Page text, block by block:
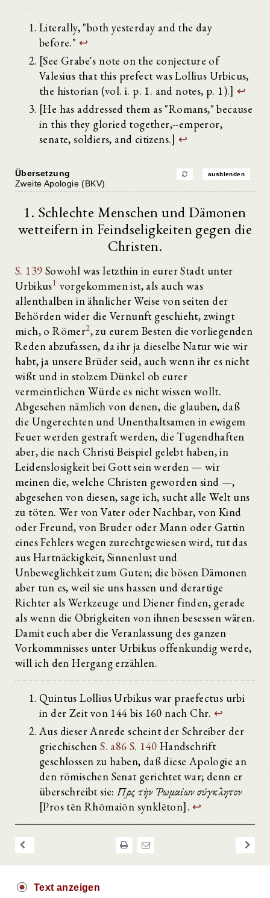
Literally, "both yesterday and the day
before." ↩
[See Grabe's note on the conjecture of
Valesius that this prefect was Lollius Urbicus,
the historian (vol. i. p. 1. and notes, p. 1).] ↩
[He has addressed them as "Romans," because
in this they gloried together,--emperor,
senate, soldiers, and citizens.] ↩
Übersetzung ausblenden
Zweite Apologie (BKV)
1. Schlechte Menschen und Dämonen
wetteifern in Feindseligkeiten gegen die
Christen.
S. 139 Sowohl was letzthin in eurer Stadt unter
Urbikus1 vorgekommen ist, als auch was
allenthalben in ähnlicher Weise von seiten der
Behörden wider die Vernunft geschieht, zwingt
mich, o Römer2, zu eurem Besten die vorliegenden
Reden abzufassen, da ihr ja dieselbe Natur wie wir
habt, ja unsere Brüder seid, auch wenn ihr es nicht
wißt und in stolzem Dünkel ob eurer
vermeintlichen Würde es nicht wissen wollt.
Abgesehen nämlich von denen, die glauben, daß
die Ungerechten und Unenthaltsamen in ewigem
Feuer werden gestraft werden, die Tugendhaften
aber, die nach Christi Beispiel gelebt haben, in
Leidenslosigkeit bei Gott sein werden — wir
meinen die, welche Christen geworden sind —,
abgesehen von diesen, sage ich, sucht alle Welt uns
zu töten. Wer von Vater oder Nachbar, von Kind
oder Freund, von Bruder oder Mann oder Gattin
eines Fehlers wegen zurechtgewiesen wird, tut das
aus Hartnäckigkeit, Sinnenlust und
Unbeweglichkeit zum Guten; die bösen Dämonen
aber tun es, weil sie uns hassen und derartige
Richter als Werkzeuge und Diener finden, gerade
als wenn die Obrigkeiten von ihnen besessen wären.
Damit euch aber die Veranlassung des ganzen
Vorkommnisses unter Urbikus offenkundig werde,
will ich den Hergang erzählen.
Quintus Lollius Urbikus war praefectus urbi
in der Zeit von 144 bis 160 nach Chr. ↩
Aus dieser Anrede scheint der Schreiber der
griechischenS. a86 S. 140 Handschrift
geschlossen zu haben, daß diese Apologie an
den römischen Senat gerichtet war; denn er
überschreibt sie:Πρὸς τὴν Ῥωμαίων σύγκλητον
[Pros tēn Rhōmaiōn synklēton].↩
Text anzeigen